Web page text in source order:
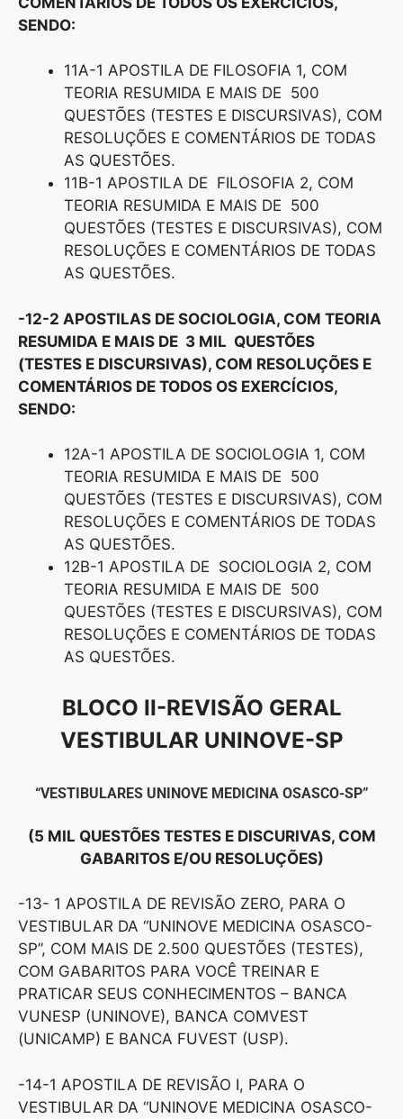
SENDO:
11A-1 APOSTILA DE FILOSOFIA 1, COM
TEORIA RESUMIDA E MAIS DE 500
QUESTÕES (TESTES E DISCURSIVAS), COM
RESOLUÇÕES E COMENTÁRIOS DE TODAS
AS QUESTÕES.
11B-1 APOSTILA DE FILOSOFIA 2, COM
TEORIA RESUMIDA E MAIS DE 500
QUESTÕES (TESTES E DISCURSIVAS), COM
RESOLUÇÕES E COMENTÁRIOS DE TODAS
AS QUESTÕES.
-12-2 APOSTILAS DE SOCIOLOGIA, COM TEORIA
RESUMIDA E MAIS DE 3 MIL QUESTÕES
(TESTES E DISCURSIVAS), COM RESOLUÇÕES E
COMENTÁRIOS DE TODOS OS EXERCÍCIOS,
SENDO:
12A-1 APOSTILA DE SOCIOLOGIA 1, COM
TEORIA RESUMIDA E MAIS DE 500
QUESTÕES (TESTES E DISCURSIVAS), COM
RESOLUÇÕES E COMENTÁRIOS DE TODAS
AS QUESTÕES.
12B-1 APOSTILA DE SOCIOLOGIA 2, COM
TEORIA RESUMIDA E MAIS DE 500
QUESTÕES (TESTES E DISCURSIVAS), COM
RESOLUÇÕES E COMENTÁRIOS DE TODAS
AS QUESTÕES.
BLOCO II-REVISÃO GERAL
VESTIBULAR UNINOVE-SP
“VESTIBULARES UNINOVE MEDICINA OSASCO-SP”
(5 MIL QUESTÕES TESTES E DISCURIVAS, COM
GABARITOS E/OU RESOLUÇÕES)
-13- 1 APOSTILA DE REVISÃO ZERO, PARA O
VESTIBULAR DA “UNINOVE MEDICINA OSASCO-
SP”, COM MAIS DE 2.500 QUESTÕES (TESTES),
COM GABARITOS PARA VOCÊ TREINAR E
PRATICAR SEUS CONHECIMENTOS – BANCA
VUNESP (UNINOVE), BANCA COMVEST
(UNICAMP) E BANCA FUVEST (USP).
-14-1 APOSTILA DE REVISÃO I, PARA O
VESTIBULAR DA “UNINOVE MEDICINA OSASCO-